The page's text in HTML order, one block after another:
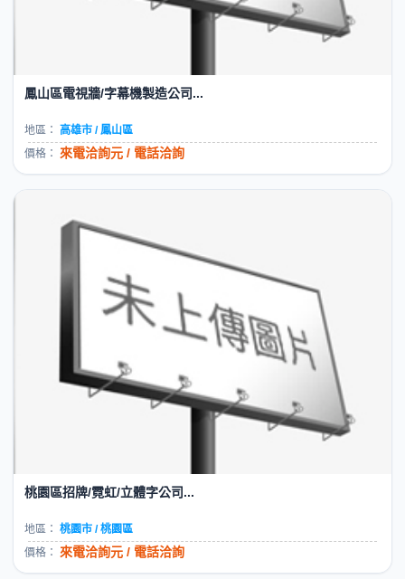
鳳山區電視牆/字幕機製造公司...
地區：
高雄市 / 鳳山區
價格： 來電洽詢元 / 電話洽詢
桃園區招牌/霓虹/立體字公司...
地區： 桃園市 / 桃園區
價格： 來電洽詢元 / 電話洽詢